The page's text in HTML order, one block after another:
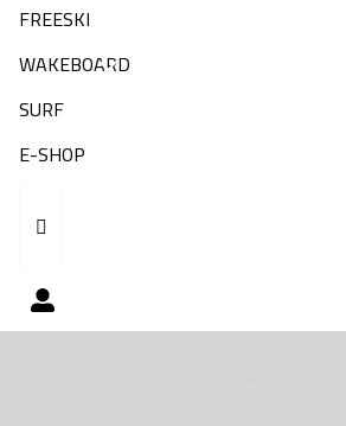
FREESKI
WAKEBOARD
SURF
E-SHOP